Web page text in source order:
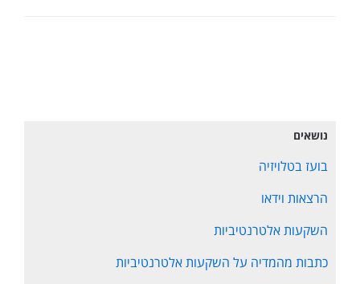
נושאים
בועז בטלויזיה
הרצאות וידאו
השקעות אלטרנטיביות
כתבות מהמדיה על השקעות אלטרנטיביות